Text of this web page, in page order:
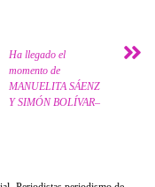
Ha llegado el
momento de
MANUELITA SÁENZ
Y SIMÓN BOLÍVAR–